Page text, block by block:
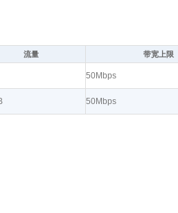
流量 带宽上限
50Mbps
50Mbps